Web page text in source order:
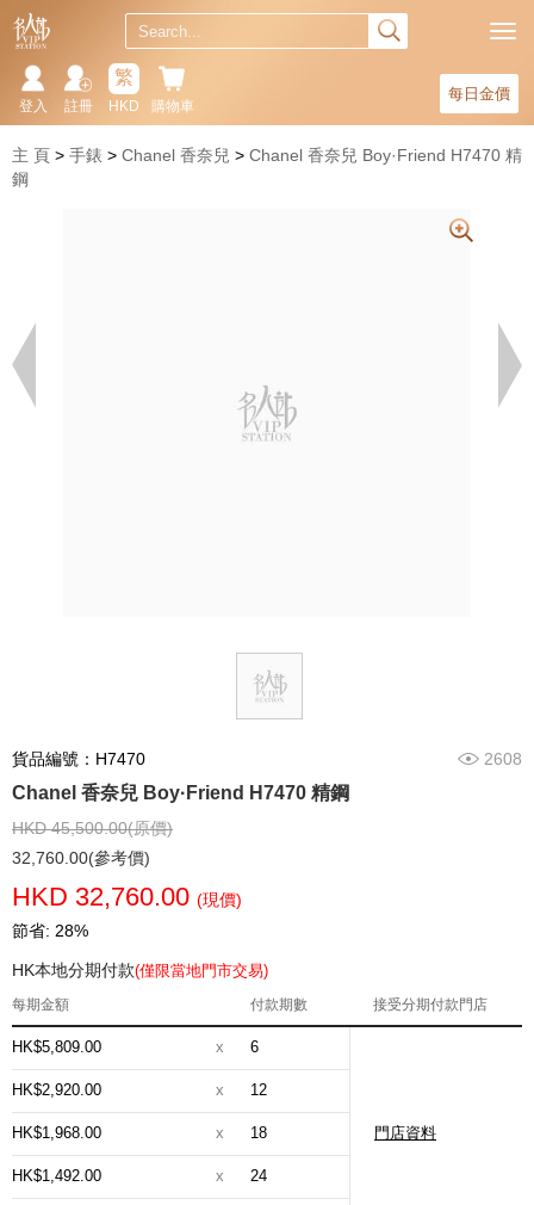
每日金價
購物車
繁
HKD
註冊
登入
主 頁 手錶 Chanel 香奈兒
Chanel 香奈兒 Boy·Friend H7470 精
鋼
貨品編號：H7470 2608
Chanel 香奈兒 Boy·Friend H7470 精鋼
HKD 45,500.00(原價)
32,760.00(參考價)
HKD 32,760.00 (現價)
節省: 28%
HK本地分期付款(僅限當地門市交易)
每期金額 付款期數 接受分期付款門店
HK$5,809.00 x 6
門店資料
HK$2,920.00 x 12
HK$1,968.00 x 18
HK$1,492.00 x 24